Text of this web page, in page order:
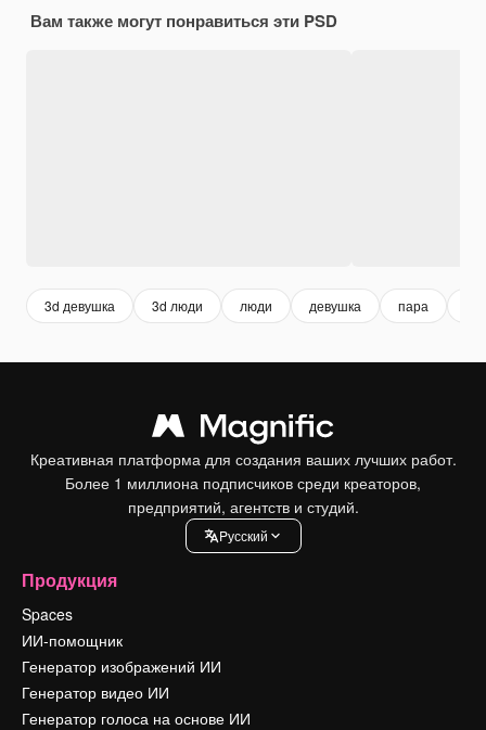
Вам также могут понравиться эти PSD
3d девушка 3d люди люди девушка пара
Креативная платформа для создания ваших лучших работ.
Более 1 миллиона подписчиков среди креаторов,
предприятий, агентств и студий.
Pусский
Продукция
Spaces
ИИ-помощник
Генератор изображений ИИ
Генератор видео ИИ
Генератор голоса на основе ИИ